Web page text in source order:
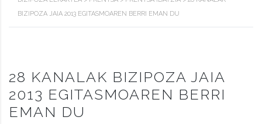
BIZIPOZA JAIA 2013 EGITASMOAREN BERRI EMAN DU
28 KANALAK BIZIPOZA JAIA
2013 EGITASMOAREN BERRI
EMAN DU